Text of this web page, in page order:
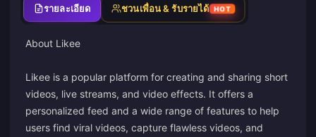
รายละเอียด ชวนเพื่อน & รับรายได้ HOT
About Likee
Likee is a popular platform for creating and sharing short
videos, live streams, and video effects. It offers a
personalized feed and a wide range of features to help
users find viral videos, capture flawless videos, and